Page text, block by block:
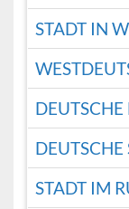
STADT IN
DEUTSCHE
DEUTSCHE
STADT IM